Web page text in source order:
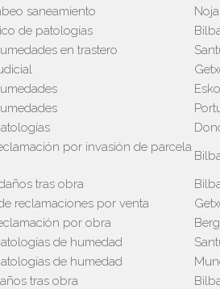
saneamiento
Noja
de patologías
en trastero
por invasión de parcela
tras obra
reclamaciones por venta
por obra
de humedad
de humedad
tras obra